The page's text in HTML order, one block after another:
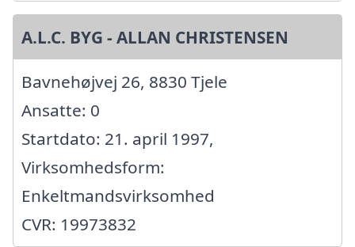
A.L.C. BYG - ALLAN CHRISTENSEN
Bavnehøjvej 26, 8830 Tjele
Ansatte: 0
Startdato: 21. april 1997,
Virksomhedsform:
Enkeltmandsvirksomhed
CVR: 19973832